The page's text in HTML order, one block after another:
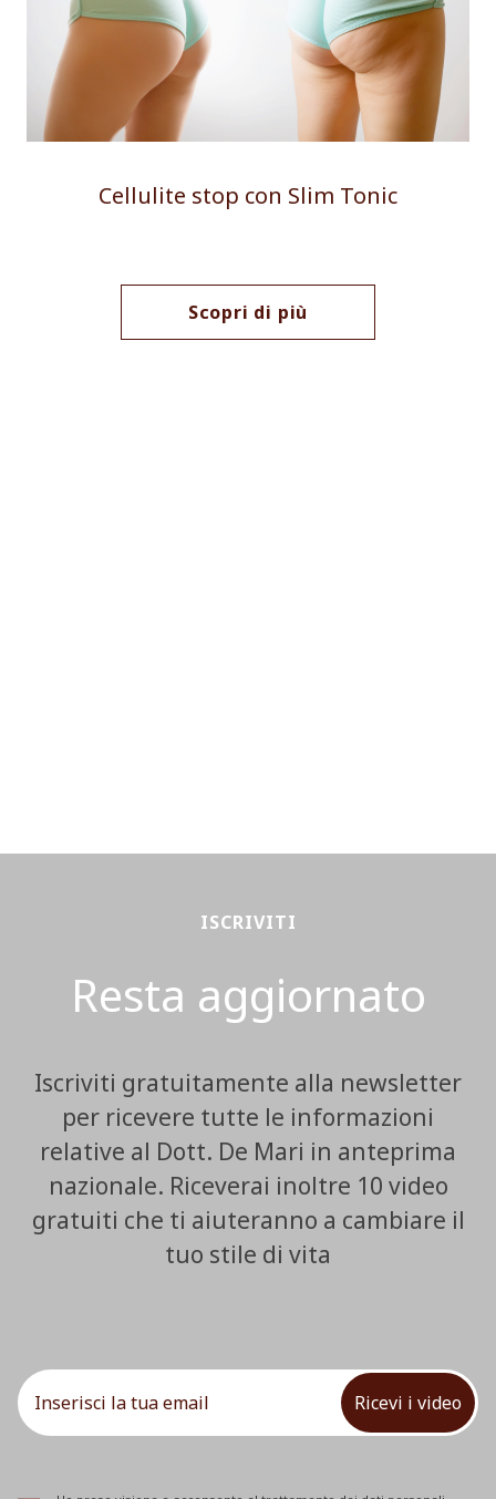
Cellulite stop con Slim Tonic
Scopri di più
ISCRIVITI
Resta aggiornato
Iscriviti gratuitamente alla newsletter
per ricevere tutte le informazioni
relative al Dott. De Mari in anteprima
nazionale. Riceverai inoltre 10 video
gratuiti che ti aiuteranno a cambiare il
tuo stile di vita
Ricevi i video